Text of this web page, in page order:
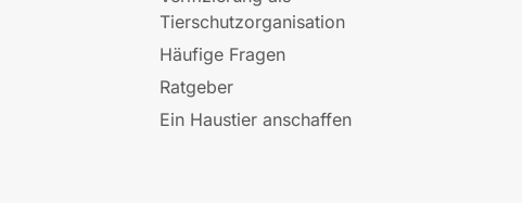
Tierschutzorganisation
Häufige Fragen
Ratgeber
Ein Haustier anschaffen